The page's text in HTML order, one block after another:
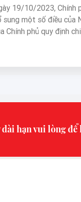
19/10/2023, Chính
sung một số điều
Chính phủ quy định
cơ quan liên quan,
hạn vui lòng để